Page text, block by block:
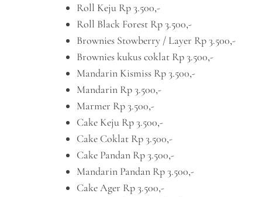
Roll Keju Rp 3.500,-
Roll Black Forest Rp 3.500,-
Brownies Stowberry / Layer Rp 3.500,-
Brownies kukus coklat Rp 3.500,-
Mandarin Kismiss Rp 3.500,-
Mandarin Rp 3.500,-
Marmer Rp 3.500,-
Cake Keju Rp 3.500,-
Cake Coklat Rp 3.500,-
Cake Pandan Rp 3.500,-
Mandarin Pandan Rp 3.500,-
Cake Ager Rp 3.500,-